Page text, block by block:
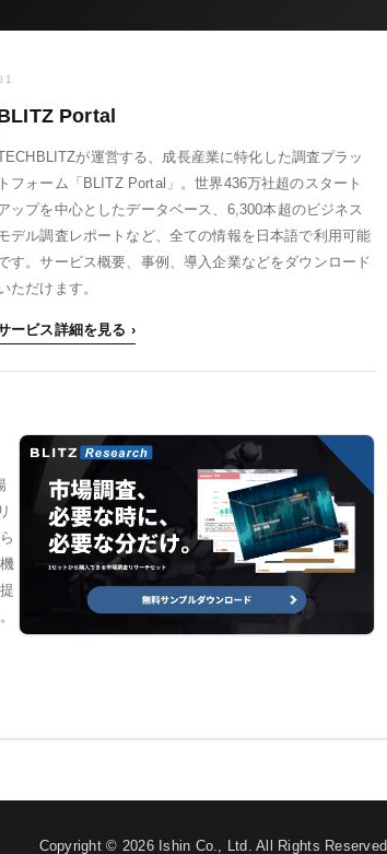
Portal
が運営する、成長産業に特化した調査プラッ
トフォーム「BLITZ Portal」。世界436万社超のスタート
ップを中心としたデータベース、6,300本超のビジネス
デル調査レポートなど、全ての情報を日本語で利用可能
す。サービス概要、事例、導入企業などをダウンロード
ただけます。
ービス詳細を見る ›
Copyright © 2026 Ishin Co., Ltd. All Rights Reserved.